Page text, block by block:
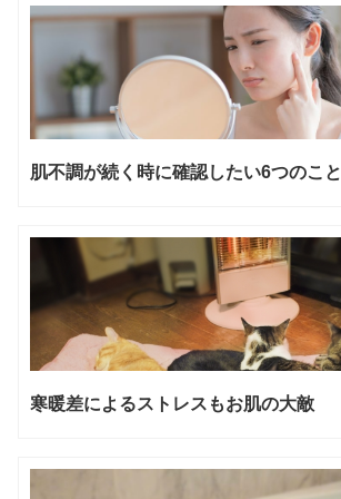
肌不調が続く時に確認したい6つのこと
寒暖差によるストレスもお肌の大敵